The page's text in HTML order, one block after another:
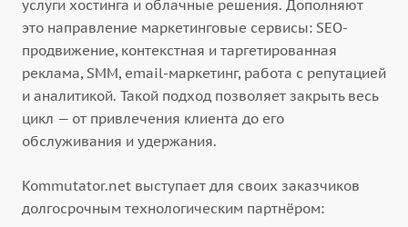
услуги хостинга и облачные решения. Дополняют
это направление маркетинговые сервисы: SEO-
продвижение, контекстная и таргетированная
реклама, SMM, email-маркетинг, работа с репутацией
и аналитикой. Такой подход позволяет закрыть весь
цикл — от привлечения клиента до его
обслуживания и удержания.
Kommutator.net выступает для своих заказчиков
долгосрочным технологическим партнёром: